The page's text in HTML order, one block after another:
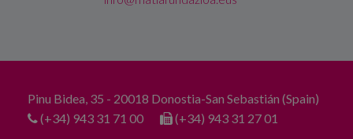
Pinu Bidea, 35 - 20018 Donostia-San Sebastián (Spain)
(+34) 943 31 71 00
(+34) 943 31 27 01